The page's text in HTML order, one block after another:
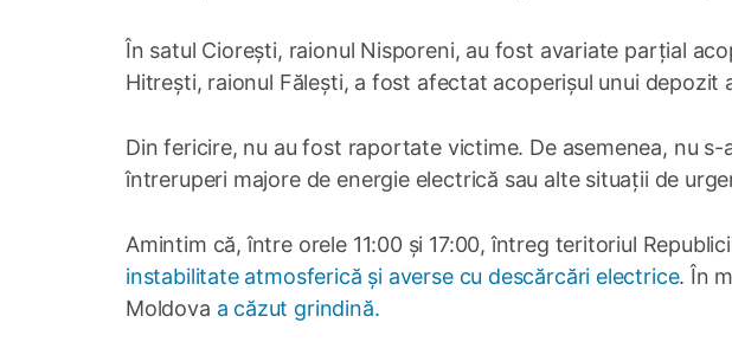
În satul Ciorești, raionul Nisporeni, au fost avariate parțial
Hitrești, raionul Fălești, a fost afectat acoperișul unui depozit
Din fericire, nu au fost raportate victime. De asemenea, nu
întreruperi majore de energie electrică sau alte situații de
Amintim că, între orele 11:00 și 17:00, întreg teritoriul
instabilitate atmosferică și averse cu descărcări electrice. În
Moldova a căzut grindină.